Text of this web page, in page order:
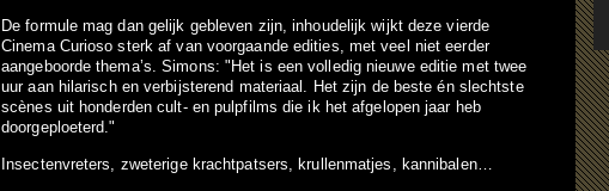
De formule mag dan gelijk gebleven zijn, inhoudelijk wijkt deze vierde
Cinema Curioso sterk af van voorgaande edities, met veel niet eerder
aangeboorde thema’s. Simons: "Het is een volledig nieuwe editie met twee
uur aan hilarisch en verbijsterend materiaal. Het zijn de beste én slechtste
scènes uit honderden cult- en pulpfilms die ik het afgelopen jaar heb
doorgeploeterd."
Insectenvreters, zweterige krachtpatsers, krullenmatjes, kannibalen…